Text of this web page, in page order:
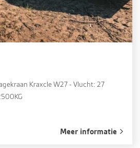
Kraxcle W27 - Vlucht: 27
Meer informatie